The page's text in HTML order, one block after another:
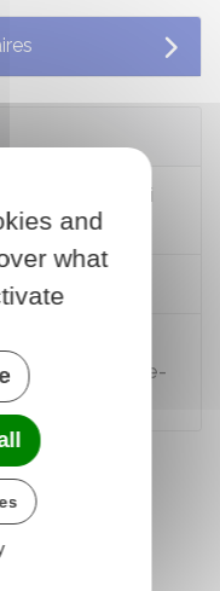
billet d'avion si
cabine ?
peut-il se
régions d’outre-
and
what